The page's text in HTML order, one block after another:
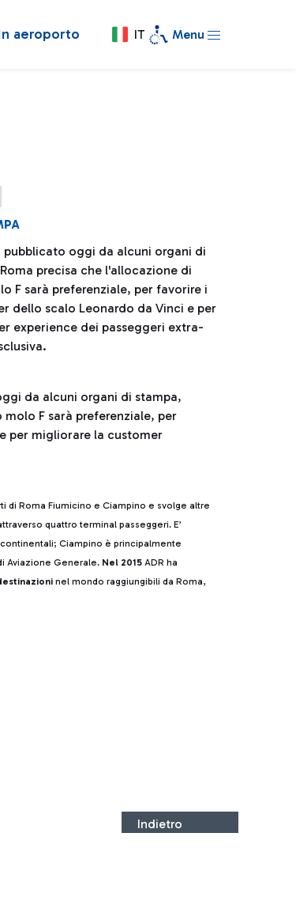
aeroporto IT Menu
pubblicato oggi da alcuni organi di
precisa che l'allocazione di
F sarà preferenziale, per favorire i
dello scalo Leonardo da Vinci e per
experience dei passeggeri extra-
da alcuni organi di stampa,
F sarà preferenziale, per
per migliorare la customer
di Roma Fiumicino e Ciampino e svolge altre
quattro terminal passeggeri. E’
Ciampino è principalmente
Aviazione Generale. Nel 2015 ADR ha
nel mondo raggiungibili da Roma,
Indietro